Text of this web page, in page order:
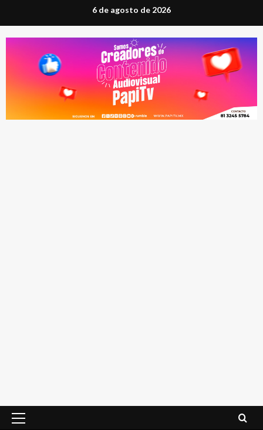
al
contenido
6 de agosto de 2026
Menú